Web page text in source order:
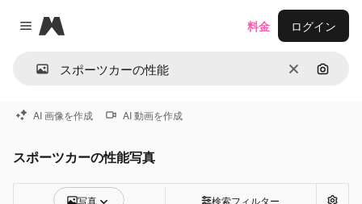
Close menu
Magnific
消去 画像で
料金 ログイン
AI 画像を作成 AI 動画を作成
スポーツカーの性能写真
写真 検索フィルター